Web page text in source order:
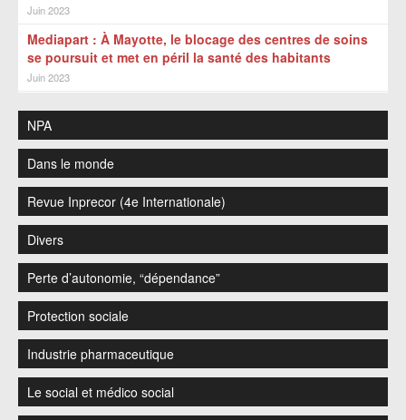
Juin 2023
Mediapart : À Mayotte, le blocage des centres de soins
se poursuit et met en péril la santé des habitants
Juin 2023
NPA
Dans le monde
Revue Inprecor (4e Internationale)
Divers
Perte d’autonomie, “dépendance”
Protection sociale
Industrie pharmaceutique
Le social et médico social